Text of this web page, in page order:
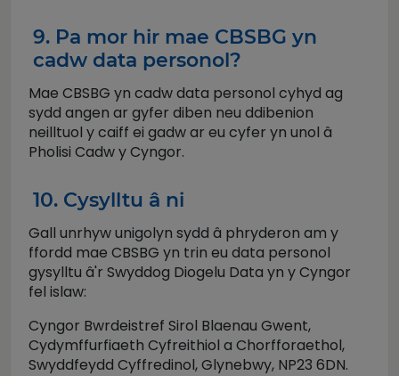
9. Pa mor hir mae CBSBG yn
cadw data personol?
Mae CBSBG yn cadw data personol cyhyd ag
sydd angen ar gyfer diben neu ddibenion
neilltuol y caiff ei gadw ar eu cyfer yn unol â
Pholisi Cadw y Cyngor.
10. Cysylltu â ni
Gall unrhyw unigolyn sydd â phryderon am y
ffordd mae CBSBG yn trin eu data personol
gysylltu â'r Swyddog Diogelu Data yn y Cyngor
fel islaw:
Cyngor Bwrdeistref Sirol Blaenau Gwent,
Cydymffurfiaeth Cyfreithiol a Chorfforaethol,
Swyddfeydd Cyffredinol, Glynebwy, NP23 6DN.